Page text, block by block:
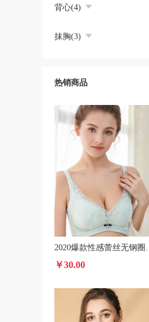
背心(4)
抹胸(3)
热销商品
2020爆款性感
￥30.00